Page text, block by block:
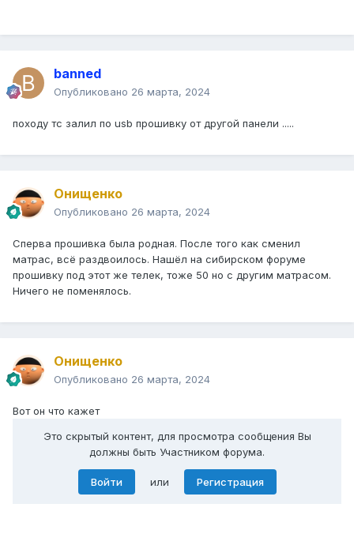
banned
Опубликовано 26 марта, 2024
походу тс залил по usb прошивку от другой панели .....
Онищенко
Опубликовано 26 марта, 2024
Сперва прошивка была родная. После того как сменил
матрас, всё раздвоилось. Нашёл на сибирском форуме
прошивку под этот же телек, тоже 50 но с другим матрасом.
Ничего не поменялось.
Онищенко
Опубликовано 26 марта, 2024
Вот он что кажет
Это скрытый контент, для просмотра сообщения Вы
должны быть Участником форума.
Войти или Регистрация